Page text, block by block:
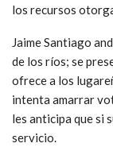
los recursos
Jaime Santiago
de los ríos; se
ofrece a los
intenta amarrar
les anticipa que si
servicio.